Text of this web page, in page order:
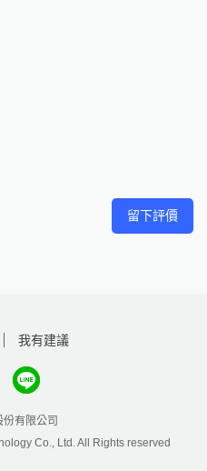
留下評價
我有建議
有限公司
Co., Ltd. All Rights reserved